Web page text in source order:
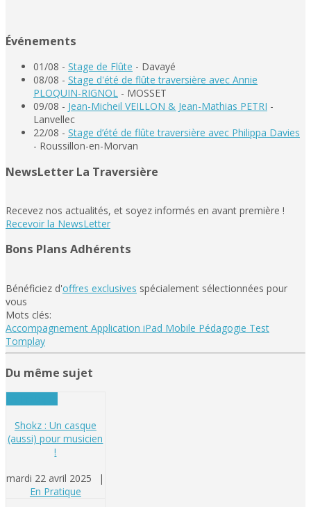
Événements
01/08 - Stage de Flûte - Davayé
08/08 - Stage d'été de flûte traversière avec Annie
PLOQUIN-RIGNOL - MOSSET
09/08 - Jean-Micheil VEILLON & Jean-Mathias PETRI -
Lanvellec
22/08 - Stage d’été de flûte traversière avec Philippa Davies
- Roussillon-en-Morvan
NewsLetter La Traversière
Recevez nos actualités, et soyez informés en avant première !
Recevoir la NewsLetter
Bons Plans Adhérents
Bénéficiez d'offres exclusives spécialement sélectionnées pour
vous
Mots clés:
Accompagnement Application iPad Mobile Pédagogie Test
Tomplay
Du même sujet
Shokz : Un casque
(aussi) pour musicien
!
mardi 22 avril 2025
|
En Pratique